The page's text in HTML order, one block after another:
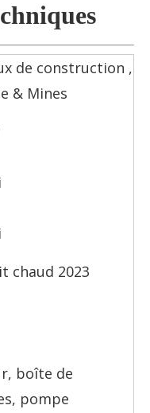
de construction ,
& Mines
chaud 2023
boîte de
pompe